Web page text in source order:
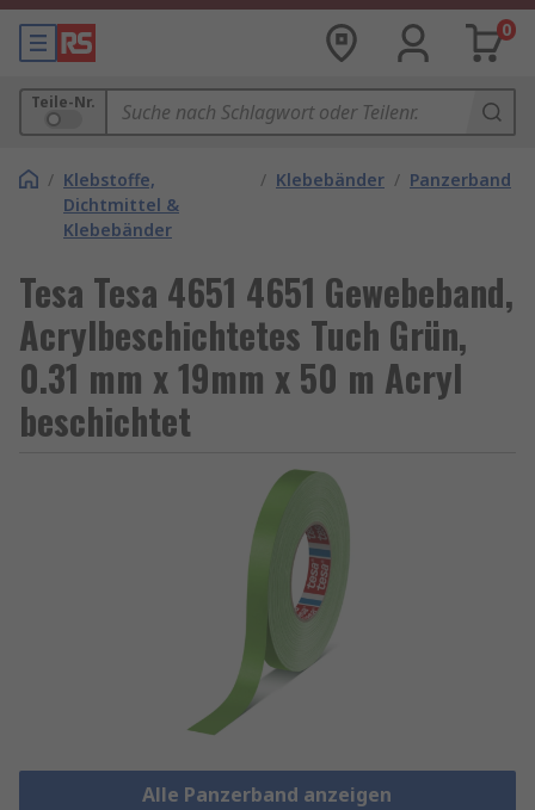
0
Teile-Nr.
/ Klebstoffe,
Dichtmittel &
Klebebänder
/ Klebebänder / Panzerband
Tesa Tesa 4651 4651 Gewebeband,
Acrylbeschichtetes Tuch Grün,
0.31 mm x 19mm x 50 m Acryl
beschichtet
Alle Panzerband anzeigen